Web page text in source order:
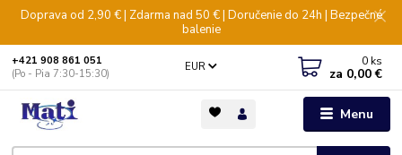
Doprava od 2,90 € | Zdarma nad 50 € | Doručenie do 24h | Bezpečné
balenie
Menu
EUR
+421 908 861 051
(Po - Pia 7:30-15:30)
0 ks
za 0,00 €